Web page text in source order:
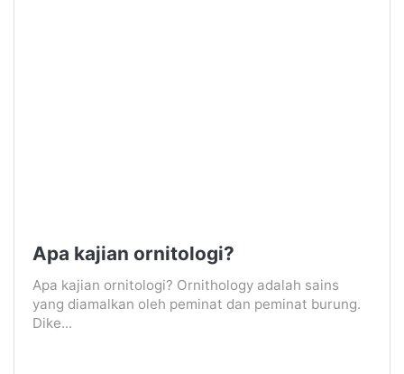
Apa kajian ornitologi?
Apa kajian ornitologi? Ornithology adalah sains
yang diamalkan oleh peminat dan peminat burung.
Dike...